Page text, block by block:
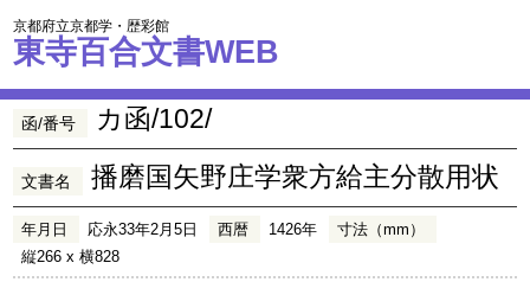
京都府立京都学・歴彩館
東寺百合文書WEB
函/番号 カ函/102/
文書名 播磨国矢野庄学衆方給主分散用状
年月日 応永33年2月5日 西暦 1426年
寸法（mm）
縦266 x 横828